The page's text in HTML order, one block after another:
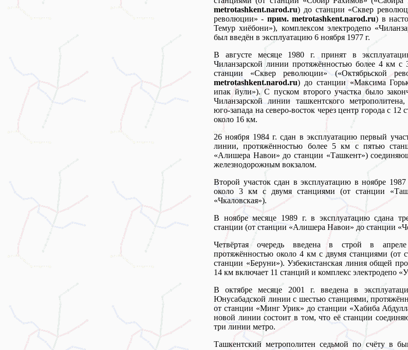
metrotashkent.narod.ru) до станции «Сквер
революции» - прим. metrotashkent.narod.ru) в
Темур хиёбони»), комплексом электродепо
был введён в эксплуатацию 6 ноября 1977 г.
В августе месяце 1980 г. принят в
Чиланзарской линии протяжённостью более 4 км с
станции «Сквер революции» («Октябрьской
metrotashkent.narod.ru) до станции «Максима
ипак йули»). С пуском второго участка было
Чиланзарской линии ташкентского
юго-запада на северо-восток через центр города с 12
около 16 км.
26 ноября 1984 г. сдан в эксплуатацию первый
линии, протяжённостью более 5 км с пятью
«Алишера Навои» до станции «Ташкент»)
железнодорожным вокзалом.
Второй участок сдан в эксплуатацию в ноябре
около 3 км с двумя станциями (от станции
«Чкаловская»).
В ноябре месяце 1989 г. в эксплуатацию сдана
станции (от станции «Алишера Навои» до станции
Четвёртая очередь введена в строй в
протяжённостью около 4 км с двумя станциями (от
станции «Беруни»). Узбекистанская линия общей
14 км включает 11 станций и комплекс электродепо
В октябре месяце 2001 г. введена в
Юнусабадской линии с шестью станциями,
от станции «Минг Урик» до станции «Хабиба
новой линии состоит в том, что её станции
три линии метро.
Ташкентский метрополитен седьмой по счёту в